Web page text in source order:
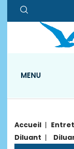
MENU
Accueil
Diluant